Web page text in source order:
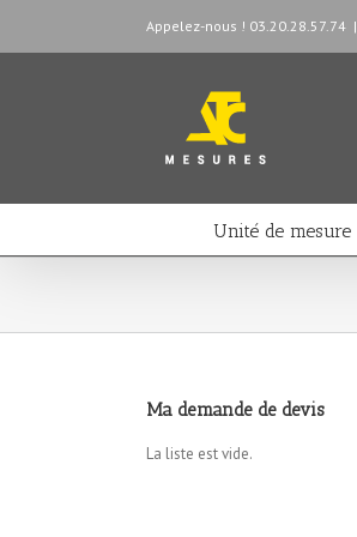
Appelez-nous ! 03.20.28.57.74 |
Unité de mesure
Ma demande de devis
La liste est vide.